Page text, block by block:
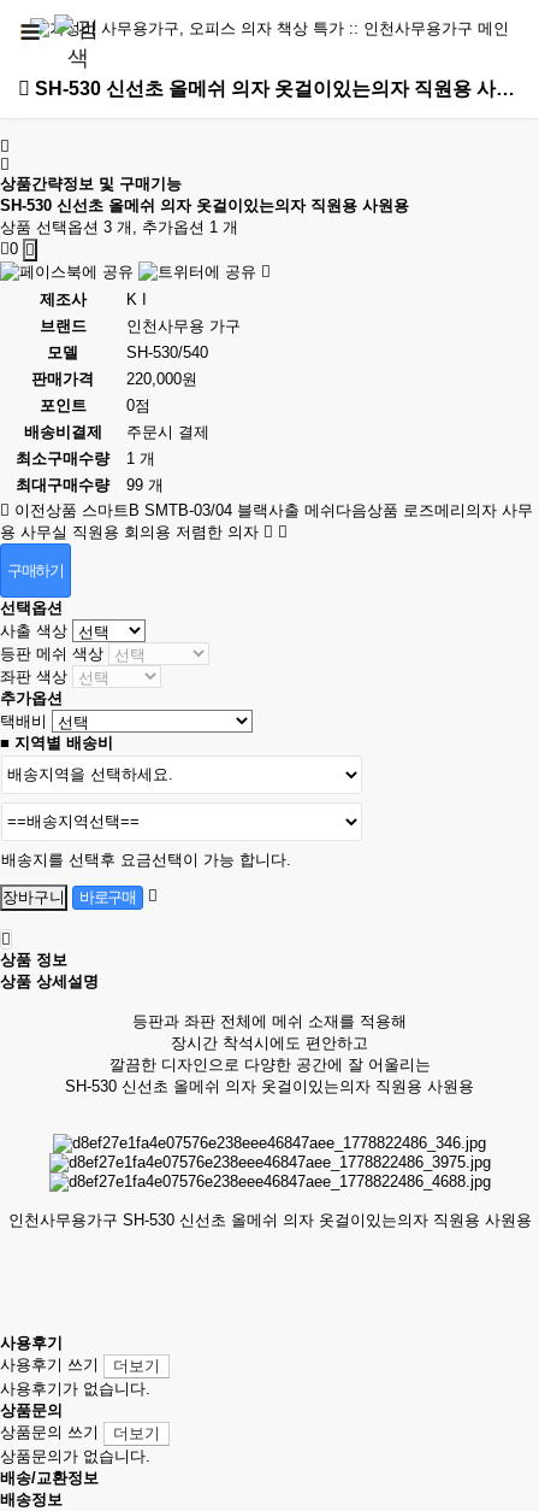
SH-530 신선초 올메쉬 의자 옷걸이있는의자 직원용 사원용 > 메쉬의자
상품간략정보 및 구매기능
SH-530 신선초 올메쉬 의자 옷걸이있는의자 직원용 사원용
상품 선택옵션 3 개, 추가옵션 1 개
0
제조사
K I
브랜드
인천사무용 가구
모델
SH-530/540
판매가격
220,000원
포인트
0점
배송비결제
주문시 결제
최소구매수량
1 개
최대구매수량
99 개
이전상품 스마트B SMTB-03/04 블랙사출 메쉬 다음상품 로즈메리의자 사무
용 사무실 직원용 회의용 저렴한 의자
구매하기
선택옵션
사출 색상
등판 메쉬 색상
좌판 색상
추가옵션
택배비
■ 지역별 배송비
배송지를 선택후 요금선택이 가능 합니다.
상품 정보
상품 상세설명
등판과 좌판 전체에 메쉬 소재를 적용해
장시간 착석시에도 편안하고
깔끔한 디자인으로 다양한 공간에 잘 어울리는
SH-530 신선초 올메쉬 의자 옷걸이있는의자 직원용 사원용
인천사무용가구 SH-530 신선초 올메쉬 의자 옷걸이있는의자 직원용 사원용
사용후기
사용후기 쓰기
더보기
사용후기가 없습니다.
상품문의
상품문의 쓰기
더보기
상품문의가 없습니다.
배송/교환정보
배송정보